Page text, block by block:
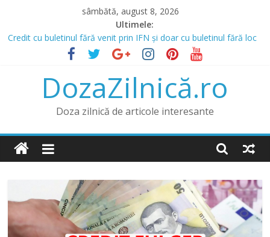
content
sâmbătă, august 8, 2026
Ultimele:
Credit cu buletinul fără venit prin IFN și doar cu buletinul fără loc
Prânz în Heraklion? Mergi la Bellot Restaurant
Lista IFN care acordă credite online și opțiunea de a obține un
credit online fără venit
Credit pentru Datornici și Rău Platnici prin IFN
DozaZilnică.ro
Doza zilnică de articole interesante